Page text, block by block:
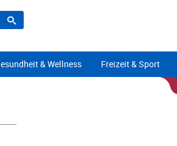
& Wellness Freizeit & Sport